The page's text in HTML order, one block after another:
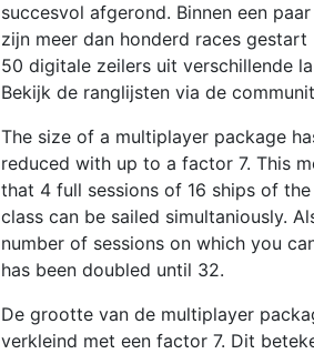
succesvol afgerond. Binnen een
zijn meer dan honderd races gestart
50 digitale zeilers uit verschillende
Bekijk de ranglijsten via de
The size of a multiplayer package
reduced with up to a factor 7. This
that 4 full sessions of 16 ships of
class can be sailed simultaniously.
number of sessions on which you
has been doubled until 32.
De grootte van de multiplayer
verkleind met een factor 7. Dit